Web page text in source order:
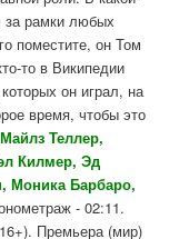
за рамки любых
поместите, он Том
то в Википедии
он играл, на
время, чтобы это
Теллер,
Килмер, Эд
Моника Барбаро,
- 02:11.
Премьера (мир)